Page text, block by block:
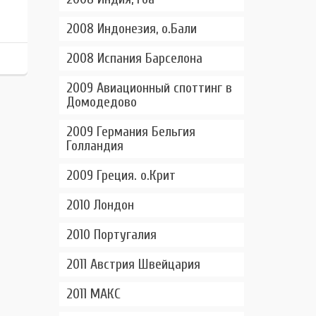
2008 Индонезия, о.Бали
2008 Испания Барселона
2009 Авиационный споттинг в
Домодедово
2009 Германия Бельгия
Голландия
2009 Греция. о.Крит
2010 Лондон
2010 Португалия
2011 Австрия Швейцария
2011 МАКС